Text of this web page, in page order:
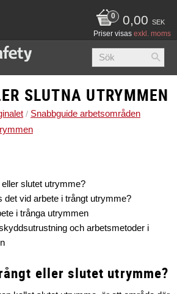
0,00 SEK
Priser visas exkl. moms
SLUTNA UTRYMMEN
Snabbguide arbetsområden
slutet utrymme?
det vid arbete i trångt utrymme?
i trånga utrymmen
och arbetsmetoder i
eller slutet utrymme?